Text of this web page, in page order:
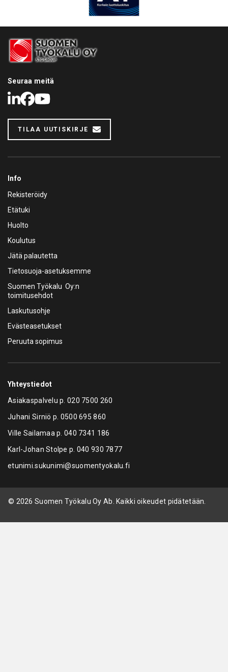
Seuraa meitä
LinkedIn
Facebook
Youtube
TILAA UUTISKIRJE
Info
Rekisteröidy
Etätuki
Huolto
Koulutus
Jätä palautetta
Tietosuoja-asetuksemme
Suomen Työkalu Oy:n
toimitusehdot
Laskutusohje
Evästeasetukset
Peruuta sopimus
Yhteystiedot
Asiakaspalvelu p.020 7500 260
Juhani Sirniö p. 0500 695 860
Ville Sailamaa p.040 7341 186
Karl-Johan Stolpe p. 040 930 7877
etunimi.sukunimi@suomentyokalu.fi
© 2026 Suomen Työkalu Oy Ab. Kaikki oikeudet pidätetään.